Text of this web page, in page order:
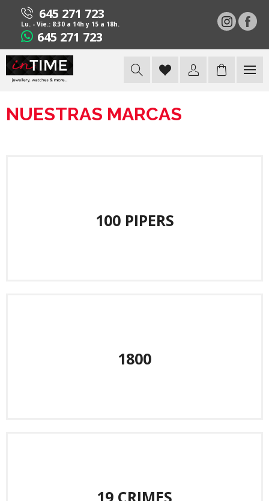
645 271 723
Lu. - Vie.: 8:30 a 14h y 15 a 18h.
645 271 723
NUESTRAS MARCAS
100 PIPERS
1800
19 CRIMES